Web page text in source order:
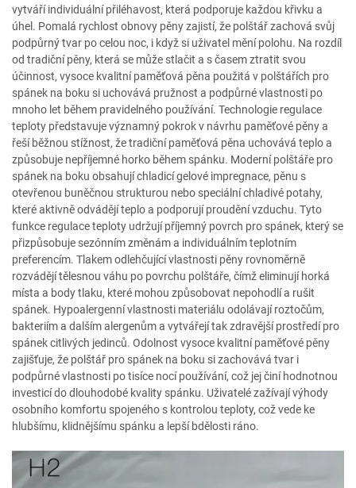
vytváří individuální přiléhavost, která podporuje každou křivku a
úhel. Pomalá rychlost obnovy pěny zajistí, že polštář zachová svůj
podpůrný tvar po celou noc, i když si uživatel mění polohu. Na rozdíl
od tradiční pěny, která se může stlačit a s časem ztratit svou
účinnost, vysoce kvalitní paměťová pěna použitá v polštářích pro
spánek na boku si uchovává pružnost a podpůrné vlastnosti po
mnoho let během pravidelného používání. Technologie regulace
teploty představuje významný pokrok v návrhu paměťové pěny a
řeší běžnou stížnost, že tradiční paměťová pěna uchovává teplo a
způsobuje nepříjemné horko během spánku. Moderní polštáře pro
spánek na boku obsahují chladicí gelové impregnace, pěnu s
otevřenou buněčnou strukturou nebo speciální chladivé potahy,
které aktivně odvádějí teplo a podporují proudění vzduchu. Tyto
funkce regulace teploty udržují příjemný povrch pro spánek, který se
přizpůsobuje sezónním změnám a individuálním teplotním
preferencím. Tlakem odlehčující vlastnosti pěny rovnoměrně
rozvádějí tělesnou váhu po povrchu polštáře, čímž eliminují horká
místa a body tlaku, které mohou způsobovat nepohodlí a rušit
spánek. Hypoalergenní vlastnosti materiálu odolávají roztočům,
bakteriím a dalším alergenům a vytvářejí tak zdravější prostředí pro
spánek citlivých jedinců. Odolnost vysoce kvalitní paměťové pěny
zajišťuje, že polštář pro spánek na boku si zachovává tvar i
podpůrné vlastnosti po tisíce nocí používání, což jej činí hodnotnou
investicí do dlouhodobé kvality spánku. Uživatelé zažívají výhody
osobního komfortu spojeného s kontrolou teploty, což vede ke
hlubšímu, klidnějšímu spánku a lepší bdělosti ráno.